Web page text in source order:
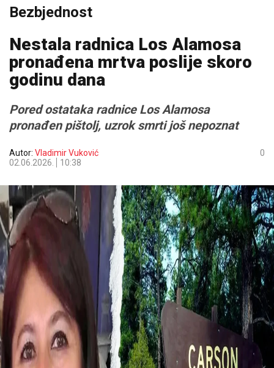
Bezbjednost
Nestala radnica Los Alamosa
pronađena mrtva poslije skoro
godinu dana
Pored ostataka radnice Los Alamosa
pronađen pištolj, uzrok smrti još nepoznat
Autor: Vladimir Vuković
02.06.2026.
10:38
0